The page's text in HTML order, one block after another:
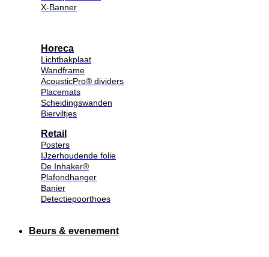
X-Banner
Horeca
Lichtbakplaat
Wandframe
AcousticPro® dividers
Placemats
Scheidingswanden
Bierviltjes
Retail
Posters
IJzerhoudende folie
De Inhaker®
Plafondhanger
Banier
Detectiepoorthoes
Beurs & evenement